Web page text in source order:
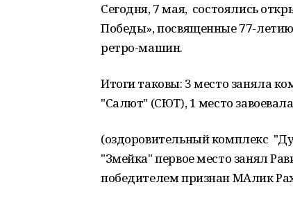
Сегодня, 7 мая, состоялись
Победы», посвященные 77-
ретро-машин.
Итоги таковы: 3 место заняла
"Салют" (СЮТ), 1 место
(оздоровительный комплекс
"Змейка" первое место занял
победителем признан МАлик